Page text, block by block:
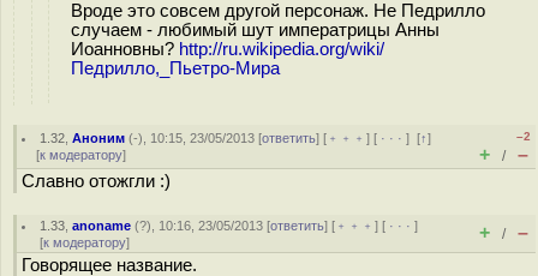
Вроде это совсем другой персонаж. Не Педрилло
случаем - любимый шут императрицы Анны
Иоанновны? http://ru.wikipedia.org/wiki/
Педрилло,_Пьетро-Мира
1.32 ,Аноним (-), 10:15, 23/05/2013 [ответить] [ ﹢﹢﹢] [ · · ·][↑]
[к модератору]
–2
+ / –
Славно отожгли :)
1.33 ,anoname (?), 10:16, 23/05/2013 [ответить] [ ﹢﹢﹢] [ · · ·]
[к модератору] + / –
Говорящее название.